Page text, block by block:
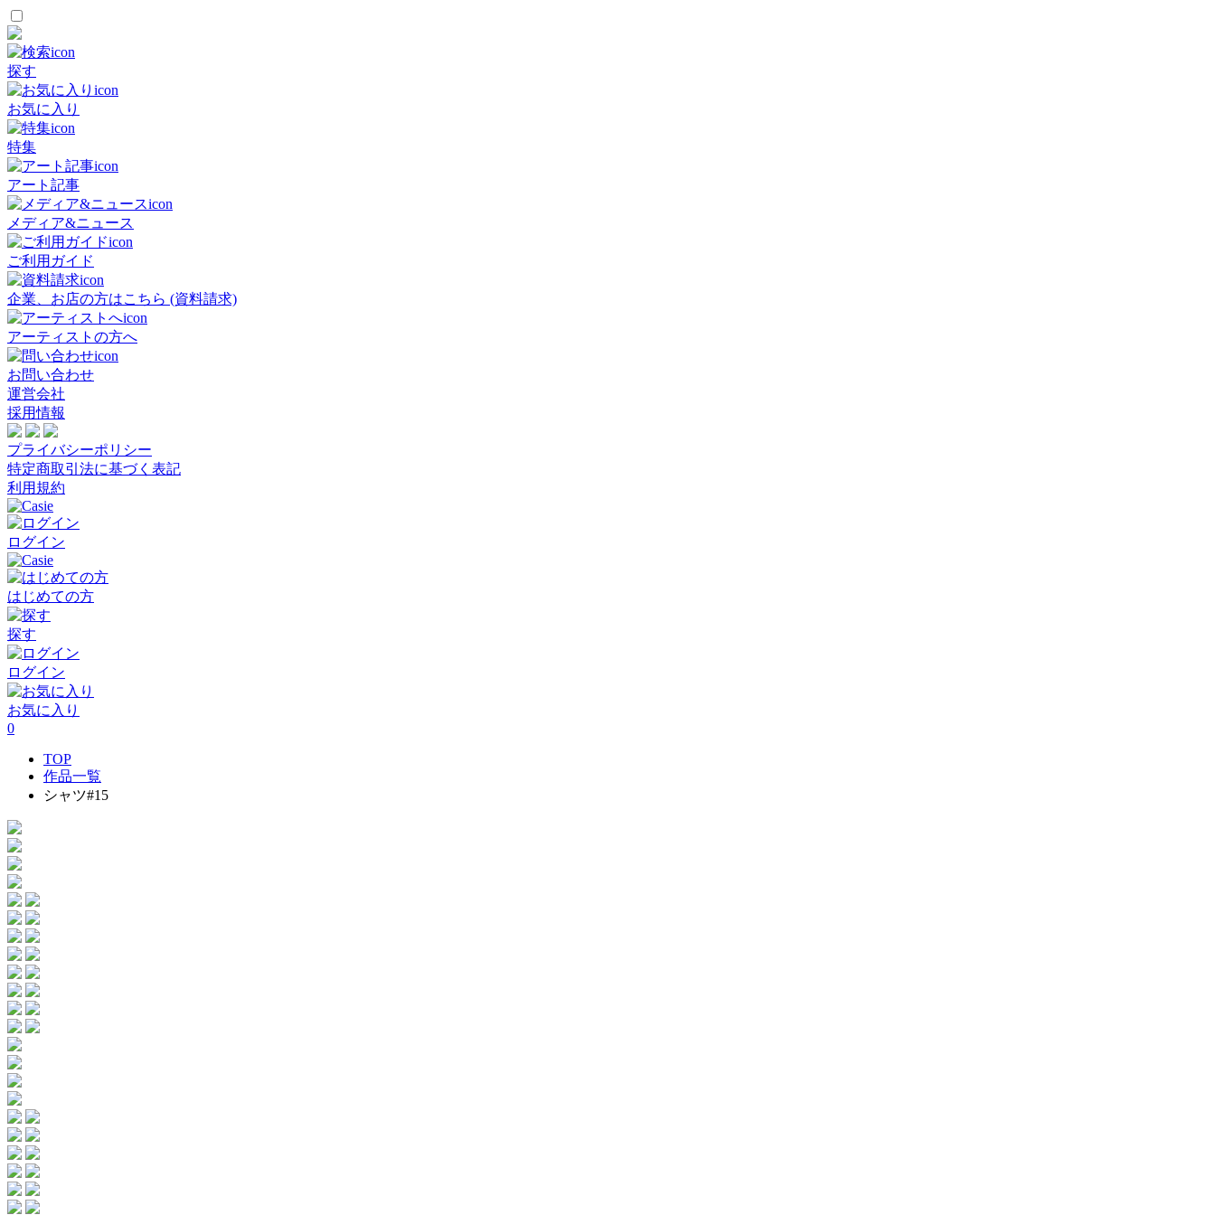
探す
お気に入り
特集
アート記事
メディア&ニュース
ご利用ガイド
企業、お店の方はこちら (資料請求)
アーティストの方へ
お問い合わせ
運営会社
採用情報
プライバシーポリシー
特定商取引法に基づく表記
利用規約
ログイン
はじめての方
探す
ログイン
お気に入り
0
TOP
作品一覧
シャツ#15